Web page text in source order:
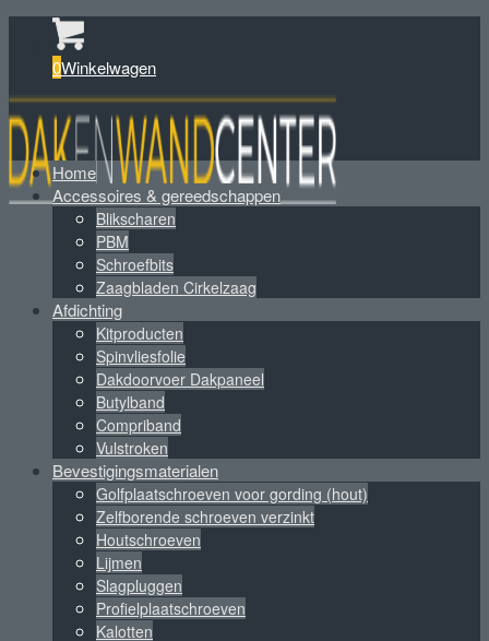
0Winkelwagen
Home
Accessoires & gereedschappen
Blikscharen
PBM
Schroefbits
Zaagbladen Cirkelzaag
Afdichting
Kitproducten
Spinvliesfolie
Dakdoorvoer Dakpaneel
Butylband
Compriband
Vulstroken
Bevestigingsmaterialen
Golfplaatschroeven voor gording (hout)
Zelfborende schroeven verzinkt
Houtschroeven
Lijmen
Slagpluggen
Profielplaatschroeven
Kalotten